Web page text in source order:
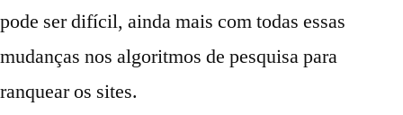
pode ser difícil, ainda mais com todas essas
mudanças nos algoritmos de pesquisa para
ranquear os sites.